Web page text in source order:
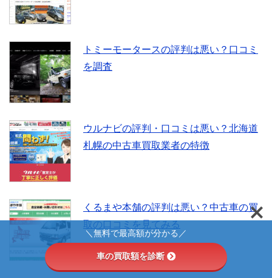
トミーモータースの評判は悪い？口コミ
を調査
ウルナビの評判・口コミは悪い？北海道
札幌の中古車買取業者の特徴
くるまや本舗の評判は悪い？中古車の買
取の口コミを見てみる
＼無料で最高額が分かる／
車の買取額を診断